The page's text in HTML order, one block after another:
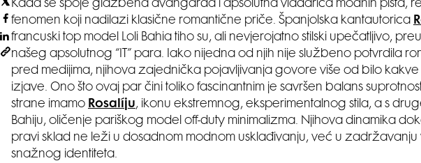
Kada se spoje glazbena avangarda i apsolutna vladarica modnih pista,
fenomen koji nadilazi klasične romantične priče. Španjolska kantautorica
francuski top model Loli Bahia tiho su, ali nevjerojatno stilski upečatljivo,
našeg apsolutnog “IT” para. Iako nijedna od njih nije službeno potvrdila
pred medijima, njihova zajednička pojavljivanja govore više od bilo
izjave. Ono što ovaj par čini toliko fascinantnim je savršen balans
strane imamo Rosalíju, ikonu ekstremnog, eksperimentalnog stila, a s
Bahiju, oličenje pariškog model off-duty minimalizma. Njihova dinamika
pravi sklad ne leži u dosadnom modnom usklađivanju, već u zadržavanju
snažnog identiteta.